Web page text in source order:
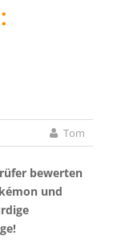
Tom
bewerten
und